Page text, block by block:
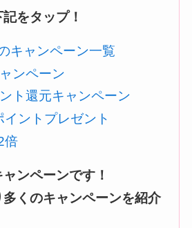
をタップ！
キャンペーン一覧
ンペーン
ト還元キャンペーン
ントプレゼント
倍
ンペーンです！
くのキャンペーンを紹介